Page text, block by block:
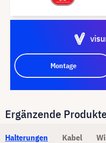
Montage
Ergänzende
Halterungen Kabel